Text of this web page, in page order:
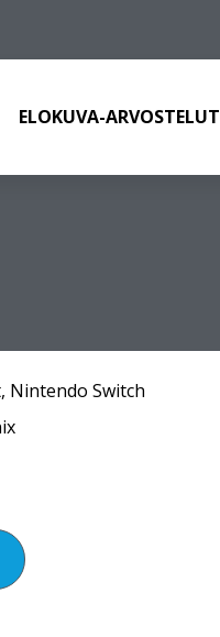
ELOKUVA-ARVOSTELUT
, Nintendo Switch